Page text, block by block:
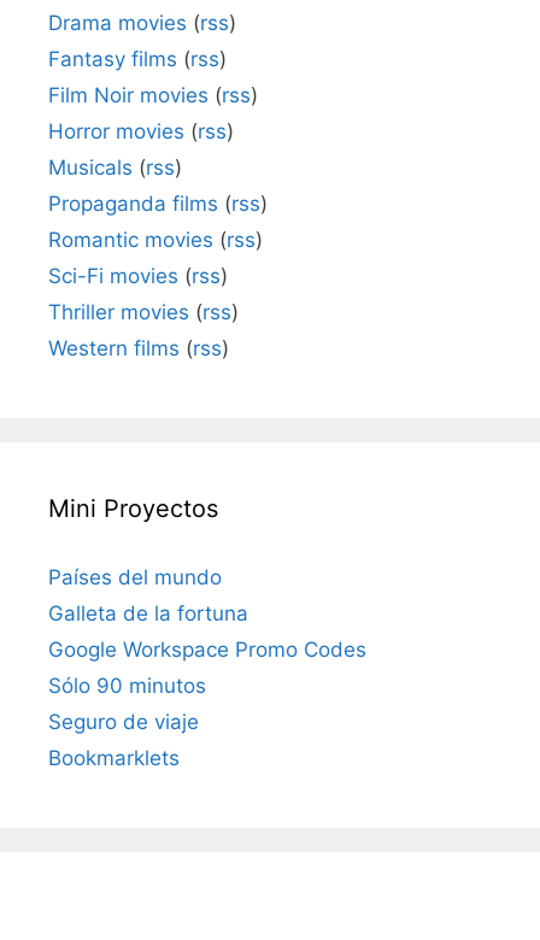
Drama movies (rss)
Fantasy films (rss)
Film Noir movies (rss)
Horror movies (rss)
Musicals (rss)
Propaganda films (rss)
Romantic movies (rss)
Sci-Fi movies (rss)
Thriller movies (rss)
Western films (rss)
Mini Proyectos
Países del mundo
Galleta de la fortuna
Google Workspace Promo Codes
Sólo 90 minutos
Seguro de viaje
Bookmarklets